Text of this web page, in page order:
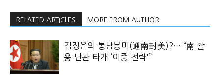
RELATED ARTICLES MORE FROM AUTHOR
김정은의 통남봉미(通南封美)?… “南 활
용 난관 타개 ‘이중 전략'”